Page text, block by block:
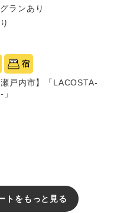
ランあり
宿
瀬戸内市】「LACOSTA-
トをもっと見る